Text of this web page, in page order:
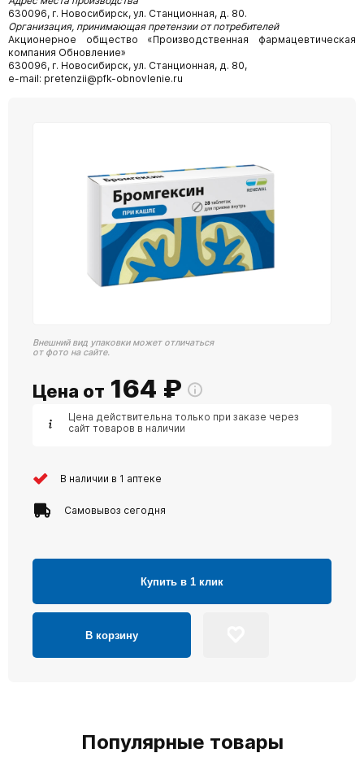
630096, г. Новосибирск, ул. Станционная, д. 80.
Организация, принимающая претензии от потребителей
Акционерное общество «Производственная фармацевтическая
компания Обновление»
630096, г. Новосибирск, ул. Станционная, д. 80,
e-mail: pretenzii@pfk-obnovlenie.ru
Внешний вид упаковки может отличаться
от фото на сайте.
Цена от 164 ₽
Цена действительна только при заказе через
сайт товаров в наличии
В наличии в 1 аптеке
Самовывоз сегодня
Купить в 1 клик
В корзину
Популярные товары